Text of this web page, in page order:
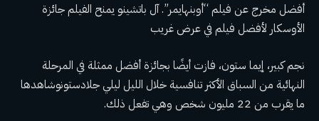
أفضل مخرج عن فيلم “أوبنهايمر”.آل باتشينو يمنح الفيلم جائزة
الأوسكار لأفضل فيلمفي عرض غريب
نجم كبير، إيما ستون، فازت أيضًا بجائزة أفضل ممثلة في المرحلة
النهائية من السباق الأكثر تنافسية خلال الليل ليلي جلادستونوشاهدها
ما يقرب من 22 مليون شخص وهي تفعل ذلك.